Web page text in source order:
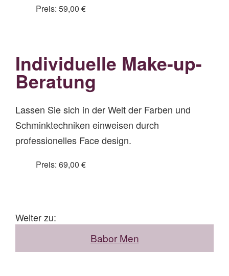
Preis: 59,00 €
Individuelle Make-up-
Beratung
Lassen Sie sich in der Welt der Farben und
Schminktechniken einweisen durch
professionelles Face design.
Preis: 69,00 €
Weiter zu:
Babor Men